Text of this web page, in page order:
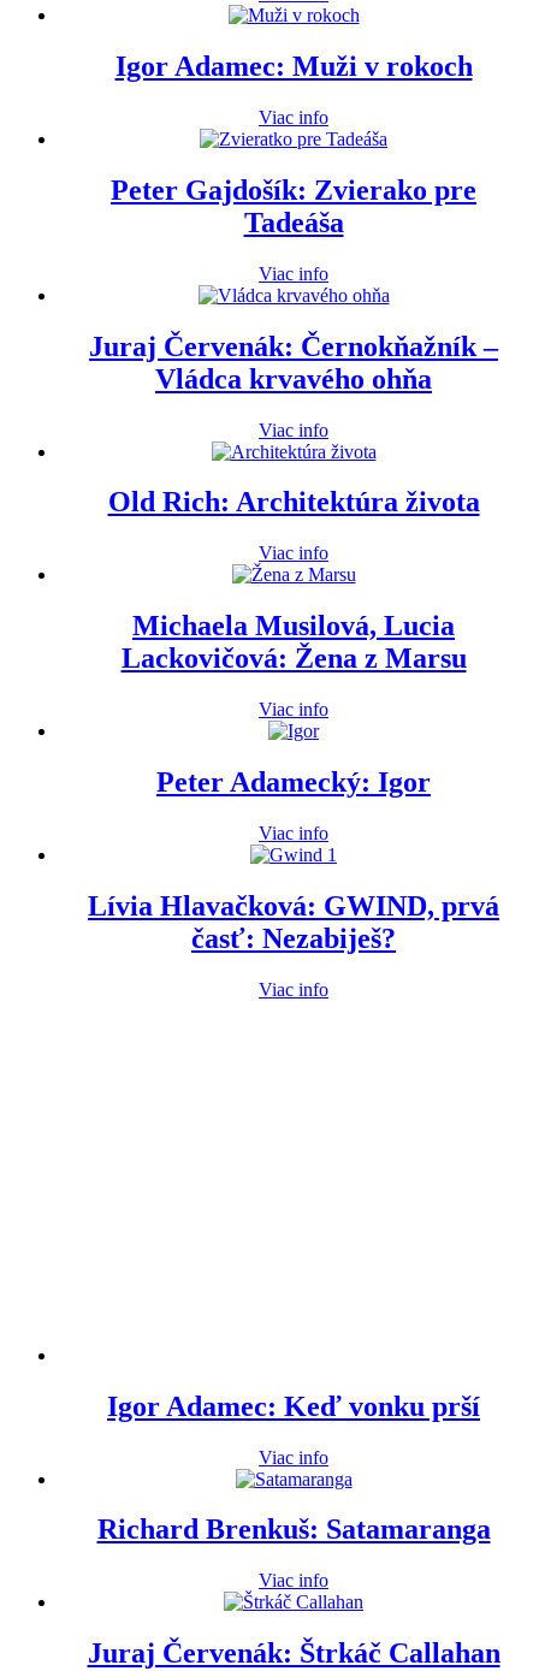
Igor Adamec: Muži v rokoch
Viac info
Peter Gajdošík: Zvierako pre
Tadeáša
Viac info
Juraj Červenák: Černokňažník –
Vládca krvavého ohňa
Viac info
Old Rich: Architektúra života
Viac info
Michaela Musilová, Lucia
Lackovičová: Žena z Marsu
Viac info
Peter Adamecký: Igor
Viac info
Lívia Hlavačková: GWIND, prvá
časť: Nezabiješ?
Viac info
Igor Adamec: Keď vonku prší
Viac info
Richard Brenkuš: Satamaranga
Viac info
Juraj Červenák: Štrkáč Callahan